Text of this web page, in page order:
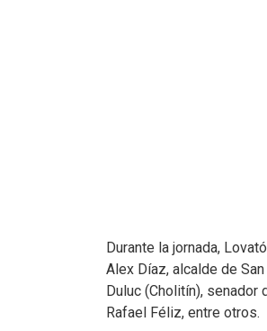
Durante la jornada,
Alex Díaz, alcalde de
Duluc (Cholitín), senador
Rafael Féliz, entre otros.